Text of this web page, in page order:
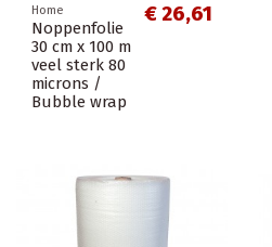
Home
Noppenfolie
30 cm x 100 m
veel sterk 80
microns /
Bubble wrap
€ 26,61